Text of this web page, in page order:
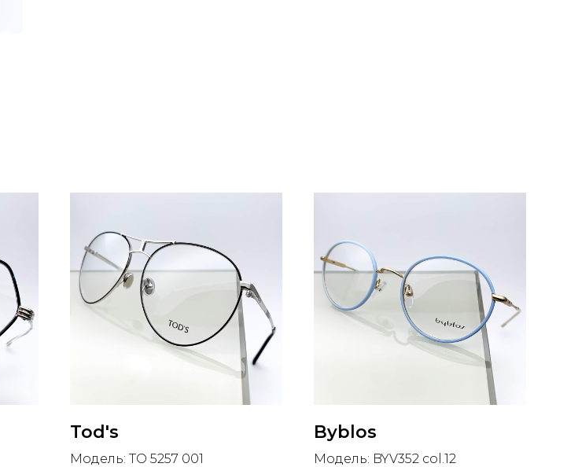
Tod's
Модель: TO 5257 001
Byblos
Модель: BYV352 col.12